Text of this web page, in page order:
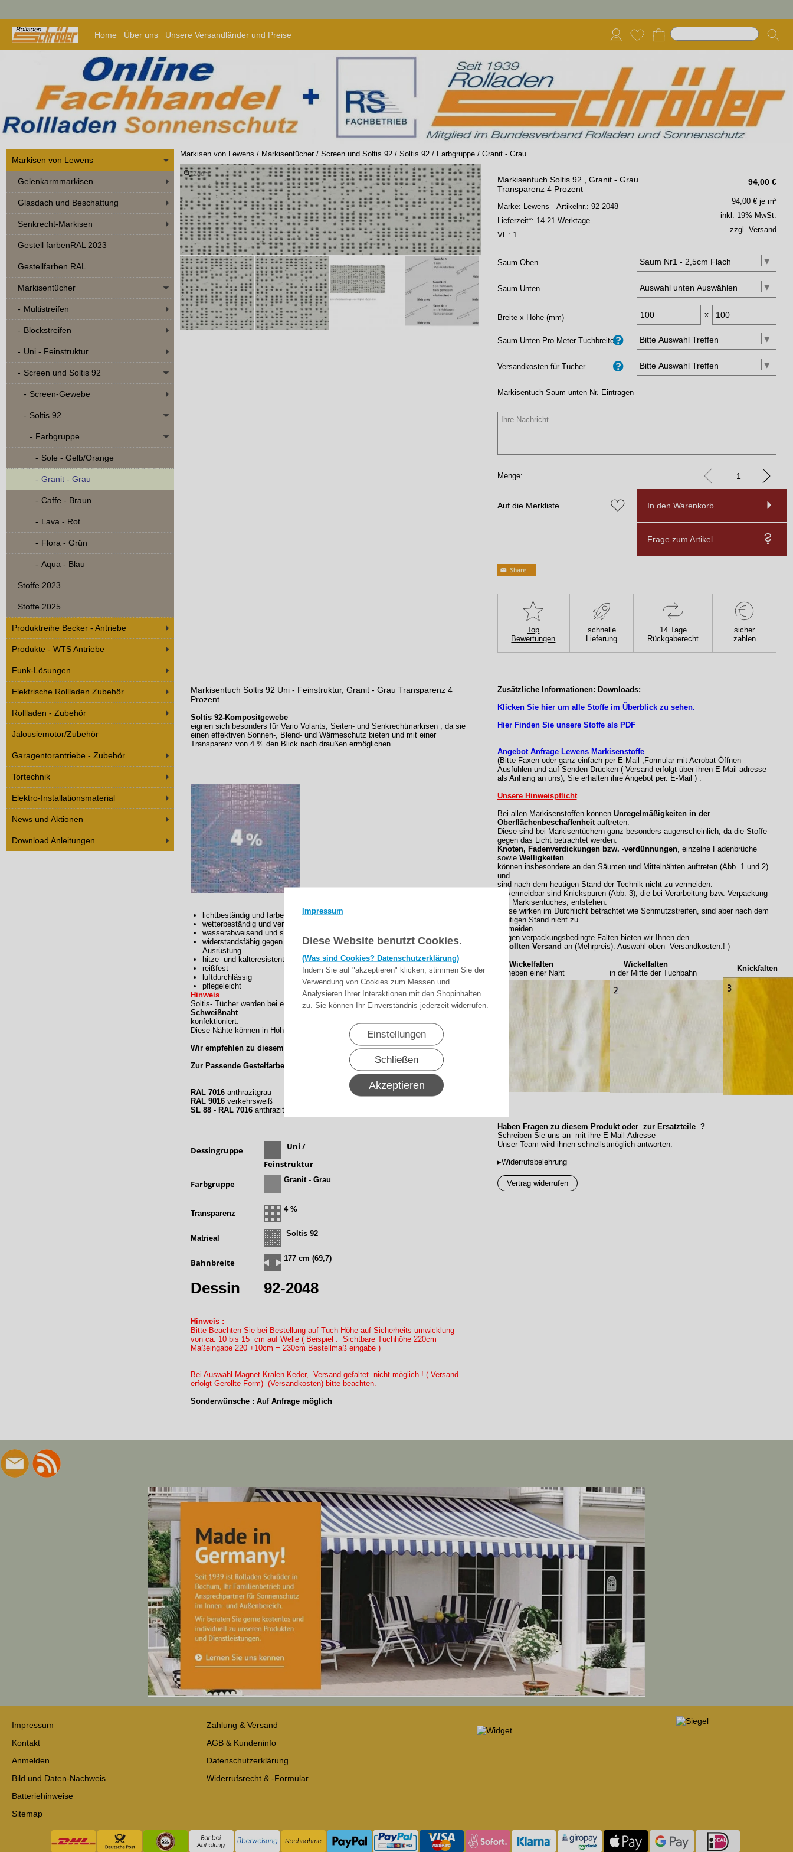
Impressum
Diese Website benutzt Cookies.
(Was sind Cookies? Datenschutzerklärung)
Indem Sie auf "akzeptieren" klicken, stimmen Sie der
Verwendung von Cookies zum Messen und
Analysieren Ihrer Interaktionen mit den Shopinhalten
zu. Sie können Ihr Einverständnis jederzeit widerrufen.
Einstellungen
Schließen
Akzeptieren
Home Über uns Unsere Versandländer und Preise
Markisen von Lewens
Gelenkarmmarkisen
Glasdach und Beschattung
Senkrecht-Markisen
Gestell farbenRAL 2023
Gestellfarben RAL
Markisentücher
Multistreifen
Blockstreifen
Uni - Feinstruktur
Screen und Soltis 92
Screen-Gewebe
Soltis 92
Farbgruppe
Sole - Gelb/Orange
Granit - Grau
Caffe - Braun
Lava - Rot
Flora - Grün
Aqua - Blau
Stoffe 2023
Stoffe 2025
Produktreihe Becker - Antriebe
Produkte - WTS Antriebe
Funk-Lösungen
Elektrische Rollladen Zubehör
Rollladen - Zubehör
Jalousiemotor/Zubehör
Garagentorantriebe - Zubehör
Tortechnik
Elektro-Installationsmaterial
News und Aktionen
Download Anleitungen
Markisen von Lewens / Markisentücher / Screen und Soltis 92 / Soltis 92 / Farbgruppe / Granit - Grau
Zoom
94,00 €
Markisentuch Soltis 92 , Granit - Grau
Transparenz 4 Prozent
Marke: Lewens Artikelnr.: 92-2048
Lieferzeit*: 14-21 Werktage
VE: 1
94,00 € je m²
inkl. 19% MwSt.
zzgl. Versand
Saum Oben
Saum Unten
Breite x Höhe (mm) x
Saum Unten Pro Meter Tuchbreite
Versandkosten für Tücher
Markisentuch Saum unten Nr. Eintragen
Menge:
Auf die Merkliste In den Warenkorb
Frage zum Artikel
Top
Bewertungen
schnelle
Lieferung
14 Tage
Rückgaberecht
sicher
zahlen
Markisentuch Soltis 92 Uni - Feinstruktur, Granit - Grau Transparenz 4
Prozent
Soltis 92-Kompositgewebe
eignen sich besonders für Vario Volants, Seiten- und Senkrechtmarkisen , da sie
einen effektiven Sonnen-, Blend- und Wärmeschutz bieten und mit einer
Transparenz von 4 % den Blick nach draußen ermöglichen.
lichtbeständig und farbecht
wetterbeständig und verrottungsfest
wasserabweisend und schnell trocknend
widerstandsfähig gegen Umwelteinflüsse durch Teflon-bzw. Cleangard-
Ausrüstung
hitze- und kälteresistent
reißfest
luftdurchlässig
pflegeleicht
Hinweis
Soltis- Tücher werden bei entsprechenden Größenmit horizontaler
Schweißnaht
konfektioniert.
Diese Nähte können in Höhe und Abstand varieren.
Wir empfehlen zu diesem Dessin
Zur Passende Gestelfarbe :
RAL 7016 anthrazitgrau
RAL 9016 verkehrsweiß
SL 88 - RAL 7016 anthrazitgrau Feinstruktur matt
Dessingruppe
Uni /
Feinstruktur
Farbgruppe
Granit - Grau
Transparenz 4 %
Matrieal
Soltis 92
Bahnbreite 177 cm (69,7)
Dessin 92-2048
Hinweis :
Bitte Beachten Sie bei Bestellung auf Tuch Höhe auf Sicherheits umwicklung
von ca. 10 bis 15 cm auf Welle ( Beispiel : Sichtbare Tuchhöhe 220cm
Maßeingabe 220 +10cm = 230cm Bestellmaß eingabe )
Bei Auswahl Magnet-Kralen Keder, Versand gefaltet nicht möglich.! ( Versand
erfolgt Gerollte Form) (Versandkosten) bitte beachten.
Sonderwünsche : Auf Anfrage möglich
Zusätzliche Informationen: Downloads:
Klicken Sie hier um alle Stoffe im Überblick zu sehen.
Hier Finden Sie unsere Stoffe als PDF
Angebot Anfrage Lewens Markisenstoffe
(Bitte Faxen oder ganz einfach per E-Mail ,Formular mit Acrobat Öffnen
Ausfühlen und auf Senden Drücken ( Versand erfolgt über ihren E-Mail adresse
als Anhang an uns), Sie erhalten ihre Angebot per. E-Mail ) .
Unsere Hinweispflicht
Bei allen Markisenstoffen könnenUnregelmäßigkeiten in der
Oberflächenbeschaffenheitauftreten.
Diese sind bei Markisentüchern ganz besonders augenscheinlich, da die Stoffe
gegen das Licht betrachtet werden.
Knoten, Fadenverdickungen bzw. -verdünnungen, einzelne Fadenbrüche
sowie Welligkeiten
können insbesondere an den Säumen und Mittelnähten auftreten (Abb. 1 und 2)
und
sind nach dem heutigen Stand der Technik nicht zu vermeiden.
Unvermeidbar sind Knickspuren (Abb. 3), die bei Verarbeitung bzw. Verpackung
des Markisentuches, entstehen.
Diese wirken im Durchlicht betrachtet wie Schmutzstreifen, sind aber nach dem
heutigen Stand nicht zu
vermeiden.
Gegen verpackungsbedingte Falten bieten wir Ihnen den
gerollten Versand an (Mehrpreis). Auswahl oben Versandkosten.! )
Wickelfalten
neben einer Naht
Wickelfalten
in der Mitte der Tuchbahn
Knickfalten
Haben Fragen zu diesem Produkt oder zur Ersatzteile ?
Schreiben Sie uns an mit ihre E-Mail-Adresse
Unser Team wird ihnen schnellstmöglich antworten.
▸Widerrufsbelehrung
Vertrag widerrufen
Impressum
Kontakt
Anmelden
Bild und Daten-Nachweis
Batteriehinweise
Sitemap
Zahlung & Versand
AGB & Kundeninfo
Datenschutzerklärung
Widerrufsrecht & -Formular